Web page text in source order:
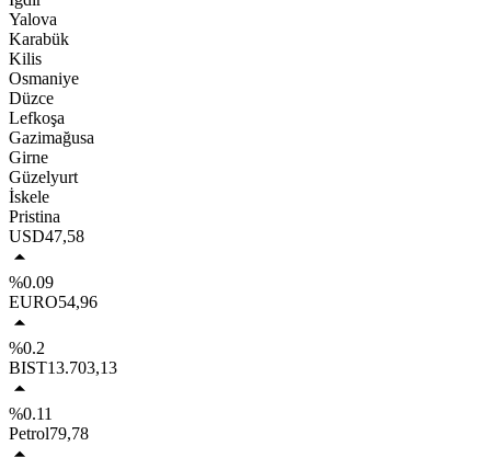
Yalova
Karabük
Kilis
Osmaniye
Düzce
Lefkoşa
Gazimağusa
Girne
Güzelyurt
İskele
Pristina
USD47,58
%0.09
EURO54,96
%0.2
BIST13.703,13
%0.11
Petrol79,78